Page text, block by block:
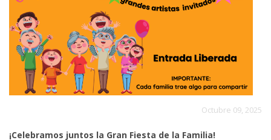
Octubre 09, 2025
¡Celebramos juntos la Gran Fiesta de la Familia!